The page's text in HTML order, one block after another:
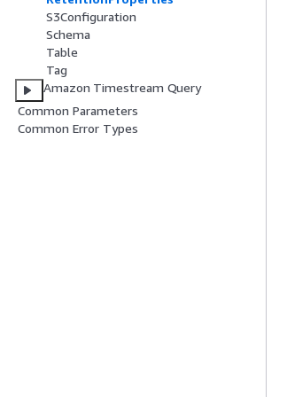
S3Configuration
Schema
Table
Tag
Amazon Timestream Query
Common Parameters
Common Error Types